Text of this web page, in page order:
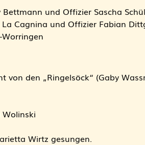
und Offizier Sascha
Cagnina und Offizier Fabian
den „Ringelsöck“ (Gaby
Wirtz gesungen.